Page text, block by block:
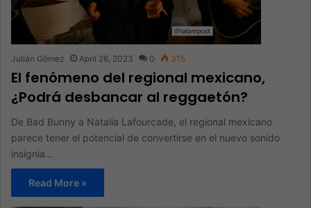
Julián Gómez April 26, 2023 0 315
El fenómeno del regional mexicano,
¿Podrá desbancar al reggaetón?
De Bad Bunny a Natalia Lafourcade, el regional mexicano
parece tener el potencial de convertirse en el nuevo sonido
insignia…
Read More »